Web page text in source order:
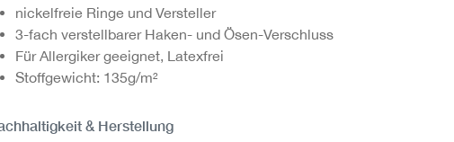
nickelfreie Ringe und Versteller
3-fach verstellbarer Haken- und Ösen-Verschluss
Für Allergiker geeignet, Latexfrei
Stoffgewicht: 135g/m²
& Herstellung